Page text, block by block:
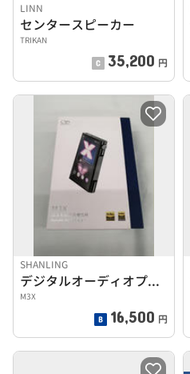
LINN
センタースピーカー
TRIKAN
35,200 円
SHANLING
デジタルオーディオプレーヤー
M3X
16,500 円